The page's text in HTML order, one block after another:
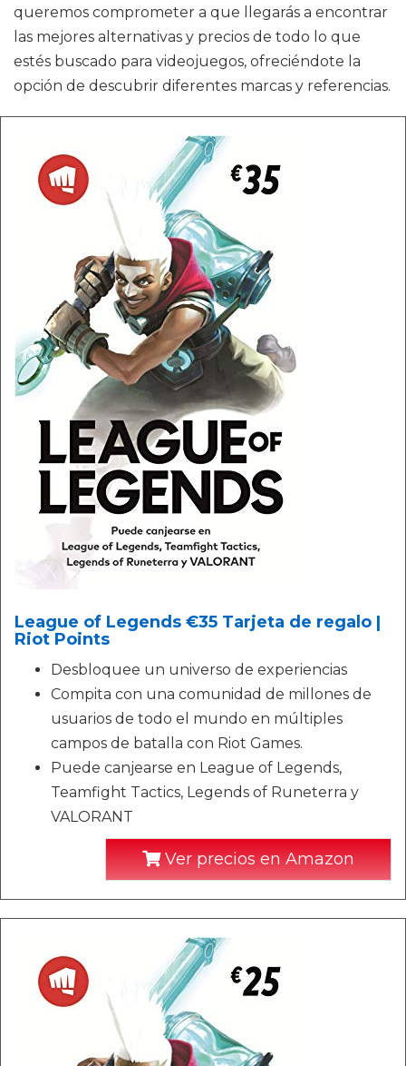
queremos comprometer a que llegarás a encontrar
las mejores alternativas y precios de todo lo que
estés buscado para videojuegos, ofreciéndote la
opción de descubrir diferentes marcas y referencias.
League of Legends €35 Tarjeta de regalo |
Riot Points
Desbloquee un universo de experiencias
Compita con una comunidad de millones de
usuarios de todo el mundo en múltiples
campos de batalla con Riot Games.
Puede canjearse en League of Legends,
Teamfight Tactics, Legends of Runeterra y
VALORANT
Ver precios en Amazon